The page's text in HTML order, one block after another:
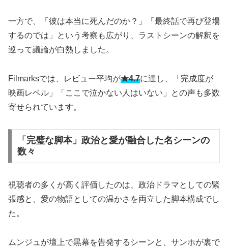
一方で、「彼は本当に死んだのか？」「最終話で再び登場
するのでは」という考察も広がり、ラストシーンの解釈を
巡って議論が白熱しました。
Filmarksでは、レビュー平均が★4.7に達し、「完成度が
映画レベル」「ここで泣かない人はいない」との声も多数
寄せられています。
「完璧な脚本」政治と愛が融合した名シーンの
数々
視聴者の多くが高く評価したのは、政治ドラマとしての緊
張感と、愛の物語としての温かさを両立した脚本構成でし
た。
ムンジュが壇上で黒幕を告発するシーンと、サンホが裏で